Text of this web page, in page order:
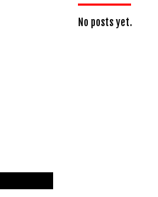
No posts yet.